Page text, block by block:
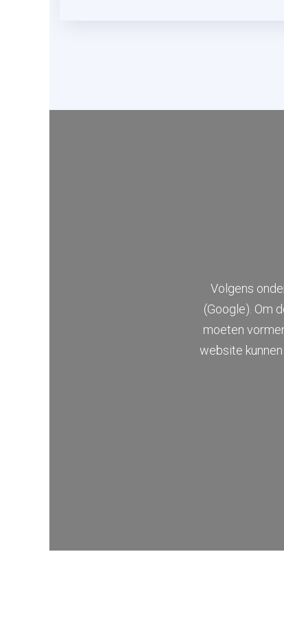
Volgens
(Google). Om
moeten
website